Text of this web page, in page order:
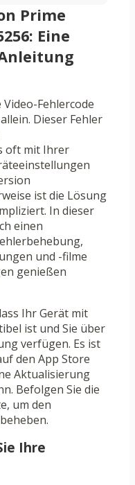
Prime
Eine
Fehlercode
Dieser Fehler
oft mit Ihrer
ist die Lösung
In dieser
einen
und -filme
genießen
Ihr Gerät mit
ist und Sie über
verfügen. Es ist
den App Store
Aktualisierung
Befolgen Sie die
um den
Ihre